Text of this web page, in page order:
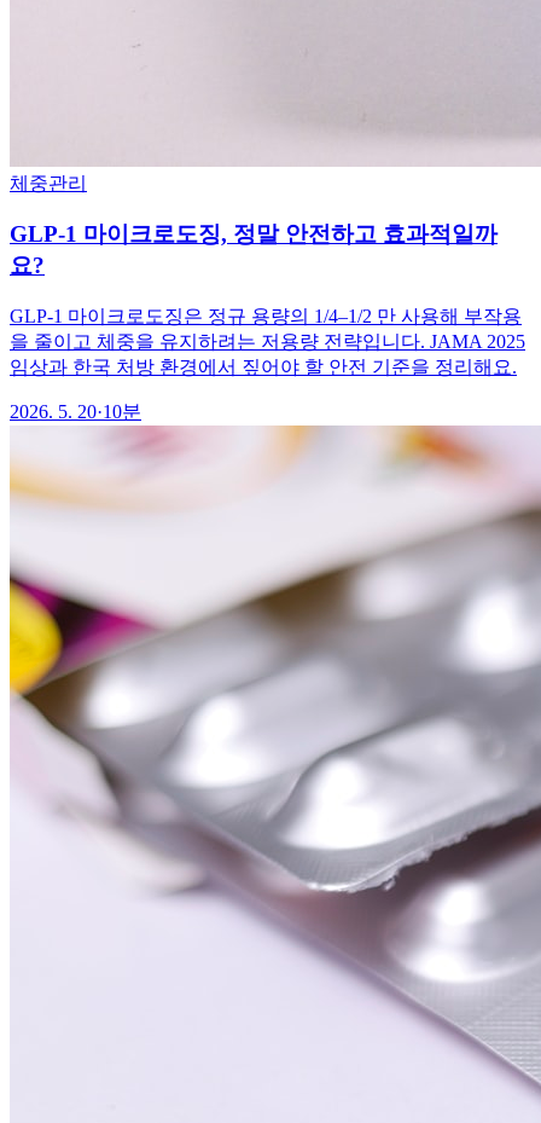
체중관리
GLP-1 마이크로도징, 정말 안전하고 효과적일까
요?
GLP-1 마이크로도징은 정규 용량의 1/4–1/2 만 사용해 부작용
을 줄이고 체중을 유지하려는 저용량 전략입니다. JAMA 2025
임상과 한국 처방 환경에서 짚어야 할 안전 기준을 정리해요.
2026. 5. 20·10분